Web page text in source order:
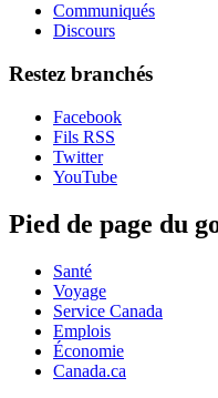
Communiqués
Discours
Restez branchés
Facebook
Fils RSS
Twitter
YouTube
Pied de page du
Santé
Voyage
Service Canada
Emplois
Économie
Canada.ca